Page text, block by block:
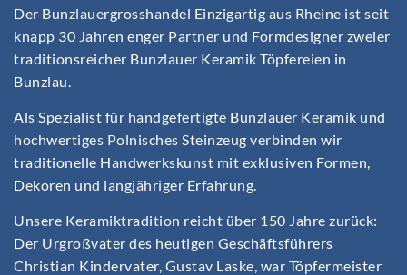
Der Bunzlauergrosshandel Einzigartig aus Rheine ist seit
knapp 30 Jahren enger Partner und Formdesigner zweier
traditionsreicher Bunzlauer Keramik Töpfereien in
Bunzlau.
Als Spezialist für handgefertigte Bunzlauer Keramik und
hochwertiges Polnisches Steinzeug verbinden wir
traditionelle Handwerkskunst mit exklusiven Formen,
Dekoren und langjähriger Erfahrung.
Unsere Keramiktradition reicht über 150 Jahre zurück:
Der Urgroßvater des heutigen Geschäftsführers
Christian Kindervater, Gustav Laske, war Töpfermeister